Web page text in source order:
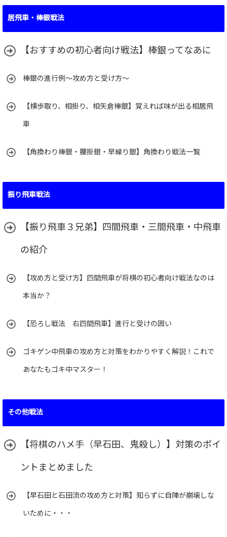
居飛車・棒銀戦法
【おすすめの初心者向け戦法】棒銀ってなあに
棒銀の進行例～攻め方と受け方～
【横歩取り、相掛り、相矢倉棒銀】覚えれば味が出る相居飛
車
【角換わり棒銀・腰掛銀・早繰り銀】角換わり戦法一覧
振り飛車戦法
【振り飛車３兄弟】四間飛車・三間飛車・中飛車
の紹介
【攻め方と受け方】四間飛車が将棋の初心者向け戦法なのは
本当か？
【恐ろし戦法 右四間飛車】進行と受けの囲い
ゴキゲン中飛車の攻め方と対策をわかりやすく解説！これで
あなたもゴキ中マスター！
その他戦法
【将棋のハメ手（早石田、鬼殺し）】対策のポイ
ントまとめました
【早石田と石田流の攻め方と対策】知らずに自陣が崩壊しな
いために・・・